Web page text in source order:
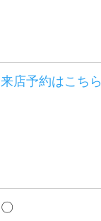
来店予約はこちら
〇